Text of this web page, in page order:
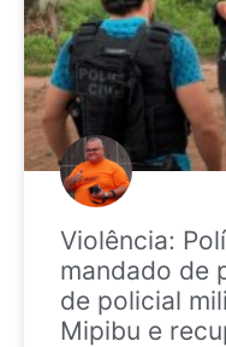
Violência:
mandado de
de policial
Mipibu e